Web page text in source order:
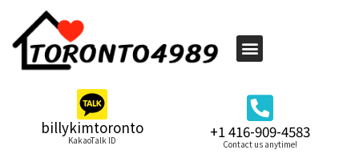
billykimtoronto
KakaoTalk ID +1 416-909-4583
Contact us anytime!